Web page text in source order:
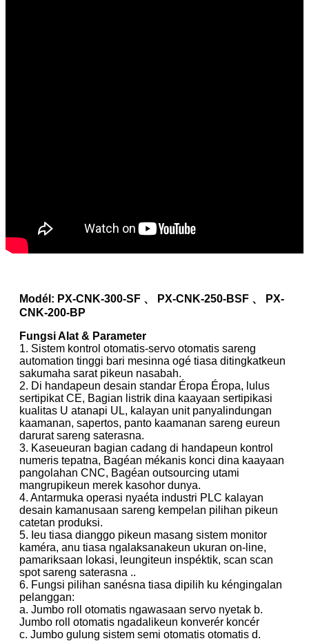
Modél: PX-CNK-300-SF 、 PX-CNK-250-BSF 、 PX-
CNK-200-BP
Fungsi Alat & Parameter
1. Sistem kontrol otomatis-servo otomatis sareng
automation tinggi bari mesinna ogé tiasa ditingkatkeun
sakumaha sarat pikeun nasabah.
2. Di handapeun desain standar Éropa Éropa, lulus
sertipikat CE, Bagian listrik dina kaayaan sertipikasi
kualitas U atanapi UL, kalayan unit panyalindungan
kaamanan, sapertos, panto kaamanan sareng eureun
darurat sareng saterasna.
3. Kaseueuran bagian cadang di handapeun kontrol
numeris tepatna, Bagéan mékanis konci dina kaayaan
pangolahan CNC, Bagéan outsourcing utami
mangrupikeun merek kasohor dunya.
4. Antarmuka operasi nyaéta industri PLC kalayan
desain kamanusaan sareng kempelan pilihan pikeun
catetan produksi.
5. Ieu tiasa dianggo pikeun masang sistem monitor
kaméra, anu tiasa ngalaksanakeun ukuran on-line,
pamariksaan lokasi, leungiteun inspéktik, scan scan
spot sareng saterasna ..
6. Fungsi pilihan sanésna tiasa dipilih ku kéngingalan
pelanggan:
a. Jumbo roll otomatis ngawasaan servo nyetak b.
Jumbo roll otomatis ngadalikeun konverér koncér
c. Jumbo gulung sistem semi otomatis otomatis d.